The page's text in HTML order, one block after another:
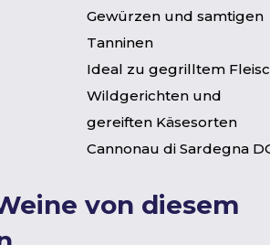
Gewürzen und samtigen
Tanninen
Ideal zu gegrilltem
Wildgerichten und
gereiften Käsesorten
Cannonau di Sardegna
von diesem